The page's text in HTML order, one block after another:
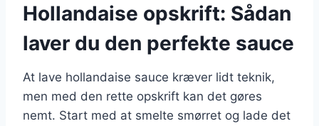
Hollandaise opskrift: Sådan
laver du den perfekte sauce
At lave hollandaise sauce kræver lidt teknik,
men med den rette opskrift kan det gøres
nemt. Start med at smelte smørret og lade det